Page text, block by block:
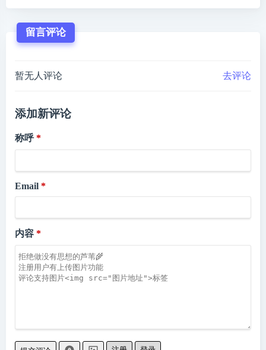
留言评论
暂无人评论 去评论
添加新评论
称呼
Email
内容